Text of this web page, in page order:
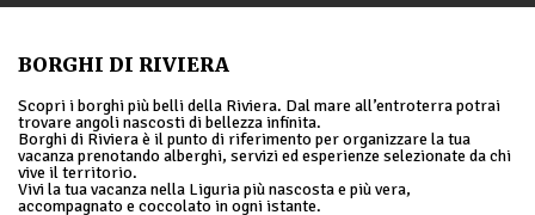
BORGHI DI RIVIERA
Scopri i borghi più belli della Riviera. Dal mare all’entroterra potrai
trovare angoli nascosti di bellezza infinita.
Borghi di Riviera è il punto di riferimento per organizzare la tua
vacanza prenotando alberghi, servizi ed esperienze selezionate da chi
vive il territorio.
Vivi la tua vacanza nella Liguria più nascosta e più vera,
accompagnato e coccolato in ogni istante.